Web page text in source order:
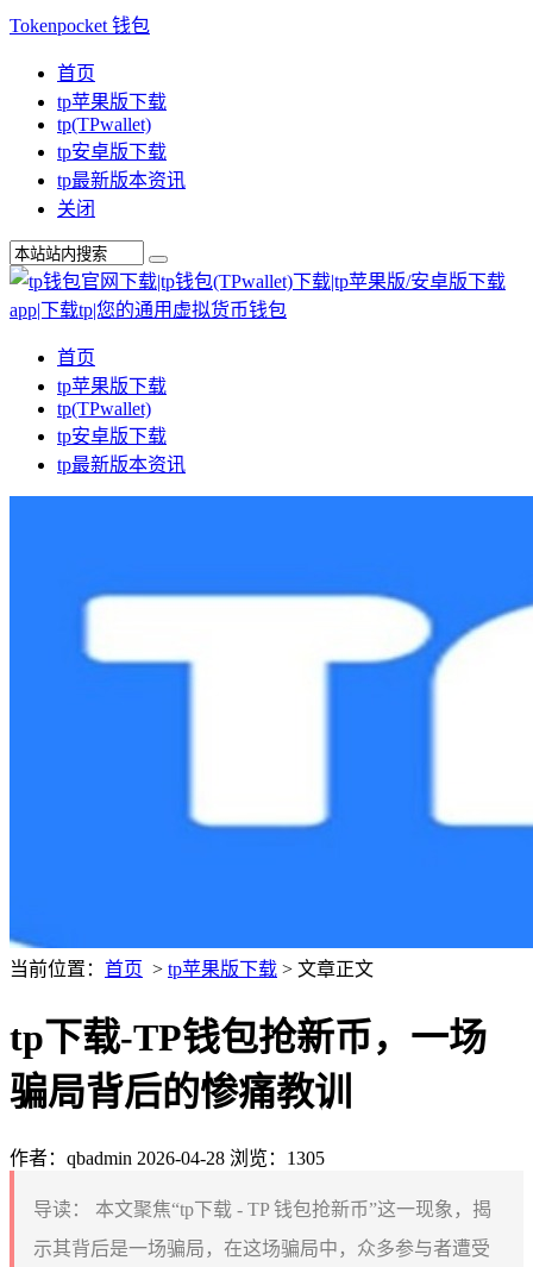
Tokenpocket 钱包
首页
tp苹果版下载
tp(TPwallet)
tp安卓版下载
tp最新版本资讯
关闭
首页
tp苹果版下载
tp(TPwallet)
tp安卓版下载
tp最新版本资讯
当前位置： 首页 > tp苹果版下载 > 文章正文
tp下载-TP钱包抢新币，一场
骗局背后的惨痛教训
作者：qbadmin 2026-04-28 浏览：1305
导读：
本文聚焦“tp下载 - TP 钱包抢新币”这一现象，揭
示其背后是一场骗局，在这场骗局中，众多参与者遭受